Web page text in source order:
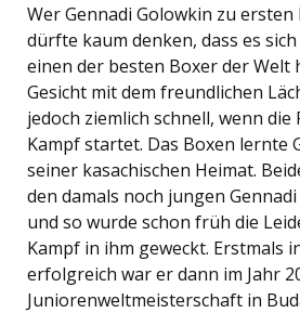
Wer Gennadi Golowkin zu
dürfte kaum denken, dass es
einen der besten Boxer der Welt
Gesicht mit dem freundlichen
jedoch ziemlich schnell, wenn die
Kampf startet. Das Boxen lernte
seiner kasachischen Heimat.
den damals noch jungen
und so wurde schon früh die
Kampf in ihm geweckt. Erstmals
erfolgreich war er dann im Jahr
Juniorenweltmeisterschaft in